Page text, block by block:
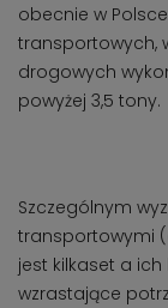
obecnie w
transportowych,
drogowych
powyżej 3,5 tony.
Szczególnym
transportowymi
jest kilkaset a
wzrastające